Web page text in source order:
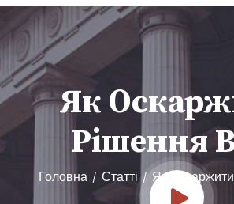
Як
Рішення
Головна/ Статті / Як